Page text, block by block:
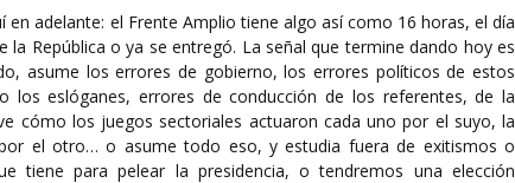
adelante: el Frente Amplio tiene algo así como 16 horas, el día
la República o ya se entregó. La señal que termine dando hoy es
asume los errores de gobierno, los errores políticos de estos
los eslóganes, errores de conducción de los referentes, de la
cómo los juegos sectoriales actuaron cada uno por el suyo, la
el otro… o asume todo eso, y estudia fuera de exitismos o
tiene para pelear la presidencia, o tendremos una elección